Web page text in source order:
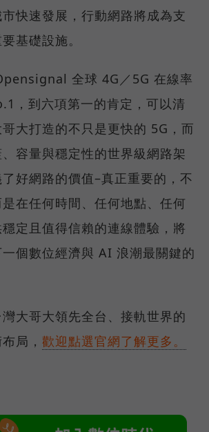
快速發展，行動網路將成為支
基礎設施。
全球 4G／5G 在線率
，到六項第一的肯定，可以清
大打造的不只是更快的 5G，而
容量與穩定性的世界級網路架
好網路的價值–真正重要的，不
在任何時間、任何地點、任何
定且值得信賴的連線體驗，將
個數位經濟與 AI 浪潮最關鍵的
大哥大領先全台、接軌世界的
局， 歡迎點選官網了解更多。